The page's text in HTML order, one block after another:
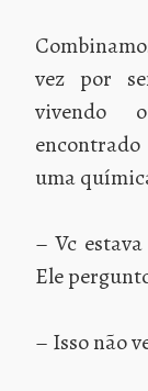
vez por
vivendo
uma
– Vc
Ele
– Isso não